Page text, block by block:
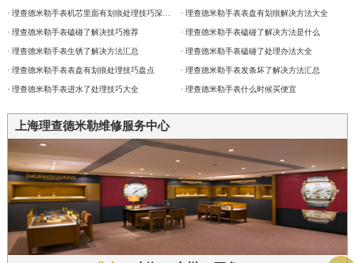
· 理查德米勒手表机芯里面有划痕处理技巧深度解析
· 理查德米勒手表磕碰了解决技巧推荐
· 理查德米勒手表生锈了解决方法汇总
· 理查德米勒手表表盘有划痕处理技巧盘点
· 理查德米勒手表进水了处理技巧大全
· 理查德米勒手表表盘有划痕解决方法大全
· 理查德米勒手表磕碰了解决方法是什么
· 理查德米勒手表磕碰了处理办法大全
· 理查德米勒手表发条坏了解决方法汇总
· 理查德米勒手表什么时候买便宜
上海理查德米勒维修服务中心